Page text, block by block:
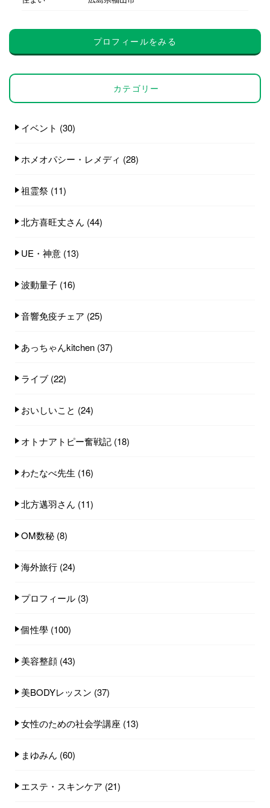
プロフィールをみる
カテゴリー
イベント (30)
ホメオパシー・レメディ (28)
祖霊祭 (11)
北方喜旺丈さん (44)
UE・神意 (13)
波動量子 (16)
音響免疫チェア (25)
あっちゃんkitchen (37)
ライブ (22)
おいしいこと (24)
オトナアトピー奮戦記 (18)
わたなべ先生 (16)
北方邁羽さん (11)
OM数秘 (8)
海外旅行 (24)
プロフィール (3)
個性學 (100)
美容整顔 (43)
美BODYレッスン (37)
女性のための社会学講座 (13)
まゆみん (60)
エステ・スキンケア (21)